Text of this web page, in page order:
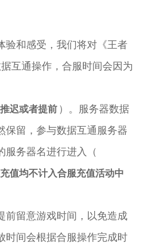
验和感受，我们将对《王者
互通操作，合服时间会因为
迟或者提前 ）。服务器数据
保留，参与数据互通服务器
服务器名进行进入（
值均不计入合服充值活动中
前留意游戏时间，以免造成
时间会根据合服操作完成时